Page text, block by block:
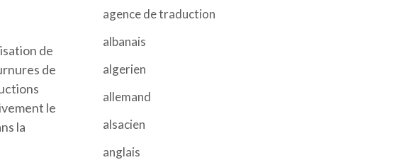
de
de
le
la
agence de traduction
albanais
algerien
allemand
alsacien
anglais